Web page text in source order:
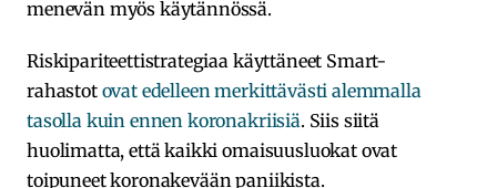
menevän myös käytännössä.
Riskipariteettistrategiaa käyttäneet Smart-
rahastot ovat edelleen merkittävästi alemmalla
tasolla kuin ennen koronakriisiä. Siis siitä
huolimatta, että kaikki omaisuusluokat ovat
toipuneet koronakevään paniikista.